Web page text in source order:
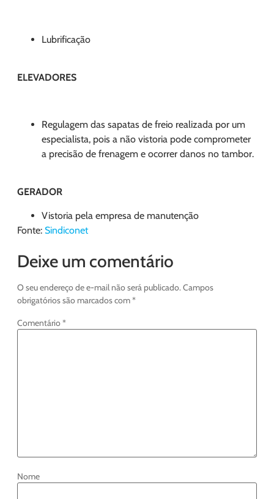
Lubrificação
ELEVADORES
Regulagem das sapatas de freio realizada por um
especialista, pois a não vistoria pode comprometer
a precisão de frenagem e ocorrer danos no tambor.
GERADOR
Vistoria pela empresa de manutenção
Fonte: Sindiconet
Deixe um comentário
O seu endereço de e-mail não será publicado.Campos
obrigatórios são marcados com*
Comentário*
Nome